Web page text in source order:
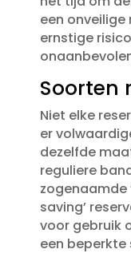
een
ernstige
Soorten
Niet elke
er
dezelfde
reguliere
zogenaamde
saving’
voor gebruik
een beperkte